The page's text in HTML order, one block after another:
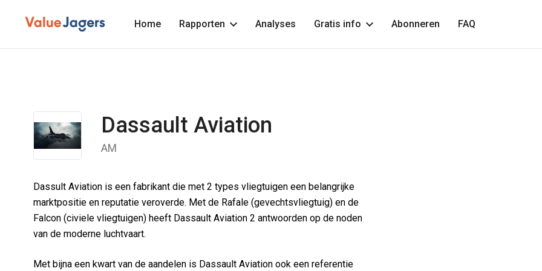
Home Rapporten Analyses Gratis info Abonneren FAQ
Dassault Aviation
AM
Dassult Aviation is een fabrikant die met 2 types vliegtuigen een belangrijke
marktpositie en reputatie veroverde. Met de Rafale (gevechtsvliegtuig) en de
Falcon (civiele vliegtuigen) heeft Dassault Aviation 2 antwoorden op de noden
van de moderne luchtvaart.
Met bijna een kwart van de aandelen is Dassault Aviation ook een referentie